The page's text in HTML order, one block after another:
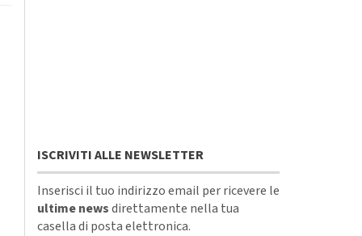
ISCRIVITI ALLE NEWSLETTER
Inserisci il tuo indirizzo email per ricevere le
ultime newsdirettamente nella tua
casella di posta elettronica.